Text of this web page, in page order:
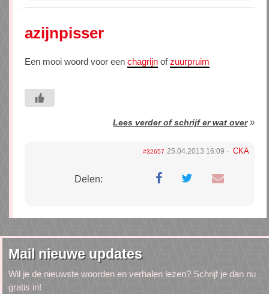
azijnpisser
Een mooi woord voor een chagrijn ofzuurpruim
Lees verder of schrijf er wat over»
#32657 25.04.2013 16:09 CKA
Delen:
Mail nieuwe updates
Wil je de nieuwste woorden en verhalen lezen? Schrijf je dan nu
gratis in!